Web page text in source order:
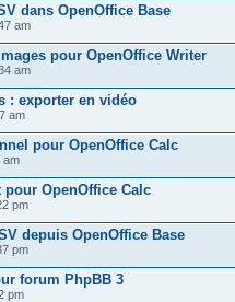
dans OpenOffice Base
am
pour OpenOffice Writer
am
: exporter en vidéo
am
pour OpenOffice Calc
am
OpenOffice Calc
pm
depuis OpenOffice Base
pm
forum PhpBB 3
pm